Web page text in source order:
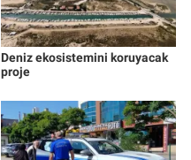
Deniz ekosistemini koruyacak
proje